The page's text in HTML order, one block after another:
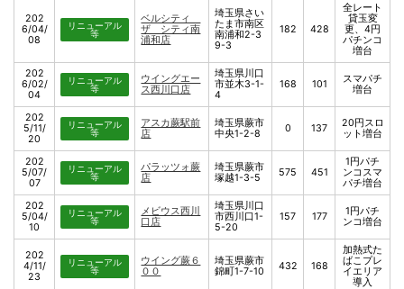
202
6/04/
08
リニューアル
等
ベルシティ
ザ シティ南
浦和店
埼玉県さい
たま市南区
南浦和2-3
9-3
182 428
全レート
貸玉変
更、4円
パチンコ
増台
202
6/02/
04
リニューアル
等
ウイングエー
ス西川口店
埼玉県川口
市並木3-1-
4
168 101
スマパチ
増台
202
5/11/
20
リニューアル
等
アスカ蕨駅前
店
埼玉県蕨市
中央1-2-8
0 137
20円スロ
ット増台
202
5/07/
07
リニューアル
等
パラッツォ蕨
店
埼玉県蕨市
塚越1-3-5
575 451
1円パチ
ンコスマ
パチ増台
202
5/04/
10
リニューアル
等
メビウス西川
口店
埼玉県川口
市西川口1-
5-20
157 177
1円パチ
ンコ増台
202
4/11/
23
リニューアル
等
ウイング蕨６
００
埼玉県蕨市
錦町1-7-10
432 168
加熱式た
ばこプレ
イエリア
導入